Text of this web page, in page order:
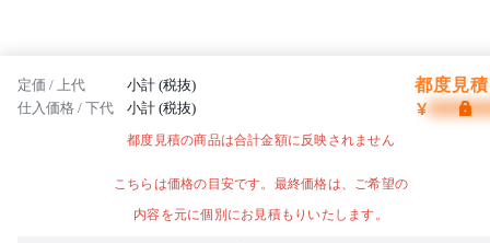
定価 / 上代 小計 (税抜) 都度見
仕入価格 / 下代 小計 (税抜) ¥
都度見積の商品は合計金額に反映されません
こちらは価格の目安です。最終価格は、ご希望の
内容を元に個別にお見積もりいたします。